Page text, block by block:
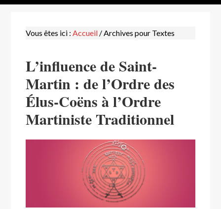
Vous êtes ici : Accueil / Archives pour Textes
L’influence de Saint-
Martin : de l’Ordre des
Élus-Coëns à l’Ordre
Martiniste Traditionnel